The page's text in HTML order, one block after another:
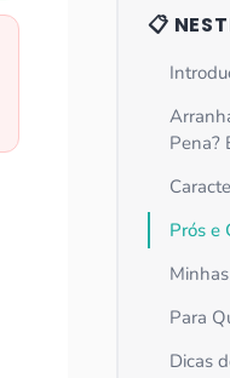
📋
Pena?
Prós e
Para
Dicas